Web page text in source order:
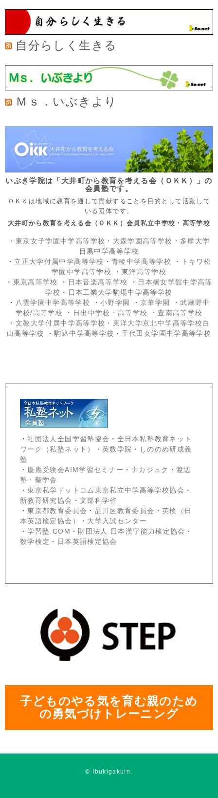
自分らしく生きる
Ｍｓ．いぶきより
いぶき学院は「大井町から教育を考える会（ＯＫＫ）」の
会員塾です。
ＯＫＫは地域に教育を通して貢献することを目的として活動して
いる団体です。
大井町から教育を考える会（ＯＫＫ）会員私立中学校・高等学校
・ 東京女子学園中学高等学校 ・ 大森学園高等学校 ・ 多摩大学
目黒中学高等学校
・ 立正大学付属中学高等学校 ・ 青稜中学高等学校 ・
トキワ松
学園中学高等学校
・ 東洋高等学校
・ 東京高等学校 ・ 日本音楽高等学校 ・ 日本橋女学館中学高等
学校 ・
日本工業大学駒場中学高等学校
・ 八雲学園中学高等学校 ・ 小野学園 ・京華学園 ・武蔵野中
学校/高等学校
・ 日出中学校 ・高等学校 ・ 豊南高等学校
・ 文教大学付属中学高等学校 ・ 東洋大学京北中学高等学校白
山高等学校
・駒込中学高等学校 ・ 千代田女学園中学高等学校
・社団法人全国学習塾協会 ・ 全日本私塾教育ネット
ワーク（私塾ネット）
・ 英数学院 ・
しののめ研成義
塾
・ 慶應受験会AIM学習セミナー ・ ナカジュク ・ 渡辺
塾 ・ 聖学舎
・東京私学ドットコム東京私立中学高等学校協会 ・
新教育研究協会 ・ 文部科学省
・東京都教育委員会 ・ 品川区教育委員会 ・ 英検（日
本英語検定協会）
・ 大学入試センター
・学習塾.COM ・ 財団法人 日本漢字能力検定協会 ・
数学検定 ・ 日本英語検定協会
子どものやる気を育む親のため
の勇気づけトレーニング
© Ibukigakuin.